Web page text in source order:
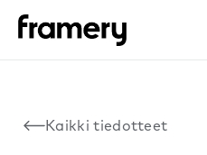
Kaikki tiedotteet